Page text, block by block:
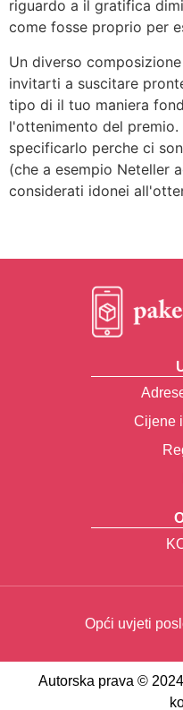
riguardo a il gratifica
come fosse proprio per
Un diverso
invitarti a suscitare
tipo di il tuo maniera
l'ottenimento del
specificarlo perche ci
(che a esempio Neteller
considerati idonei
Cijene
Opći uvjeti
Autorska prava ©